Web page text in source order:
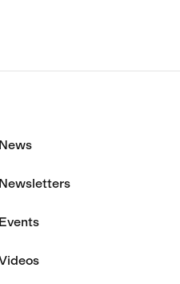
News
Newsletters
Events